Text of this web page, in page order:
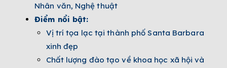
Nhân văn, Nghệ thuật
Điểm nổi bật:
Vị trí tọa lạc tại thành phố Santa Barbara
xinh đẹp
Chất lượng đào tạo về khoa học xã hội và